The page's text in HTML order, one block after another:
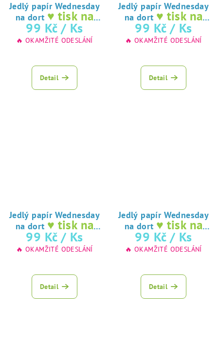
Jedlý papír Wednesday
na dort ♥ tisk na
jedlý papír
99 Kč / Ks
🔥 OKAMŽITÉ ODESLÁNÍ
Detail
Jedlý papír Wednesday
na dort ♥ tisk na
jedlý papír
99 Kč / Ks
🔥 OKAMŽITÉ ODESLÁNÍ
Detail
Jedlý papír Wednesday
na dort ♥ tisk na
jedlý papír
99 Kč / Ks
🔥 OKAMŽITÉ ODESLÁNÍ
hodnocení
produktu
Detail
Jedlý papír Wednesday
na dort ♥ tisk na
jedlý papír
99 Kč / Ks
🔥 OKAMŽITÉ ODESLÁNÍ
Detail